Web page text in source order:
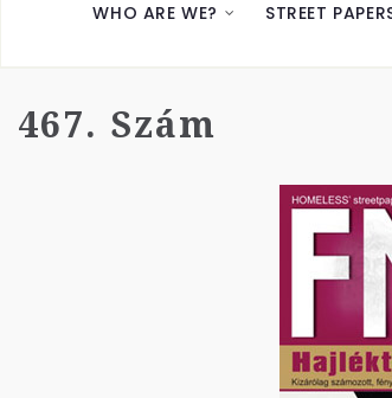
WHO ARE WE? STREET
467. Szám